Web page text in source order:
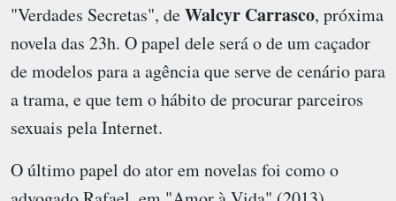
"Verdades Secretas", deWalcyr Carrasco, próxima
novela das 23h. O papel dele será o de um caçador
de modelos para a agência que serve de cenário para
a trama, e que tem o hábito de procurar parceiros
sexuais pela Internet.
O último papel do ator em novelas foi como o